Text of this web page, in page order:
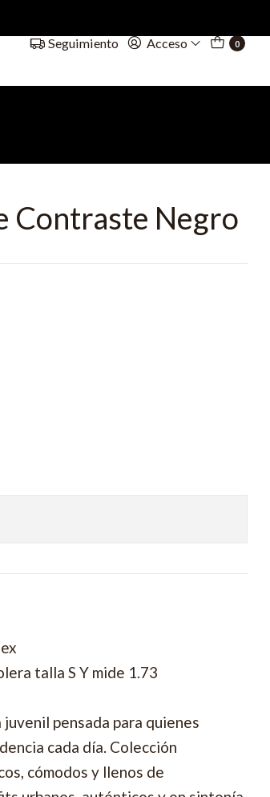
Seguimiento Acceso 0
Contraste Negro
talla S Y mide 1.73
pensada para quienes
cada día. Colección
cómodos y llenos de